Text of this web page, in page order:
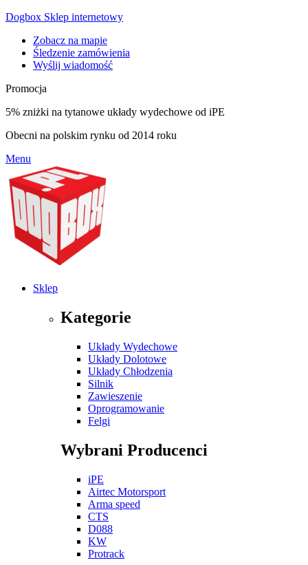
Dogbox Sklep internetowy
Zobacz na mapie
Śledzenie zamówienia
Wyślij wiadomość
Promocja
5% zniżki na tytanowe układy wydechowe od iPE
Obecni na polskim rynku od 2014 roku
Menu
Sklep
Kategorie
Układy Wydechowe
Układy Dolotowe
Układy Chłodzenia
Silnik
Zawieszenie
Oprogramowanie
Felgi
Wybrani Producenci
iPE
Airtec Motorsport
Arma speed
CTS
D088
KW
Protrack